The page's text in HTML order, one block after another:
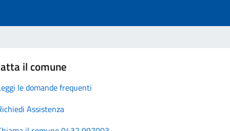
il comune
le domande frequenti
Assistenza